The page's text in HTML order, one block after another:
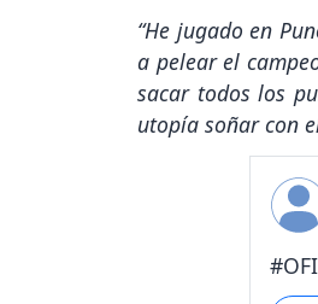
“He jugado en
a pelear el
sacar todos los
utopía soñar con